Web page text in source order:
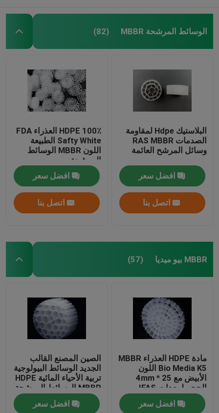
الوسائط المرشحة MBBR (82)
البلاستيك Hdpe لمقاومة
الصدمات RAS MBBR
وسائل المرشح العائمة
افضل سعر
اتصل بنا
100٪ HDPE العذراء FDA
Safty White الطبيعة
اللون MBBR الوسائط
المرشحة
افضل سعر
اتصل بنا
MBBR بيو ميديا (57)
مادة HDPE العذراء MBBR
Bio Media K5 اللون
الأبيض مع 25 * 4mm
الحجم لمعدات IFAS
افضل سعر
الصين المصنع القالب
الجديد الوسائط البيولوجية
تربية الأحياء المائية HDPE
MBBR الوسائط المرشحة
البيولوجية حامل الكتلة
الحيوية الوسائط العائمة
افضل سعر